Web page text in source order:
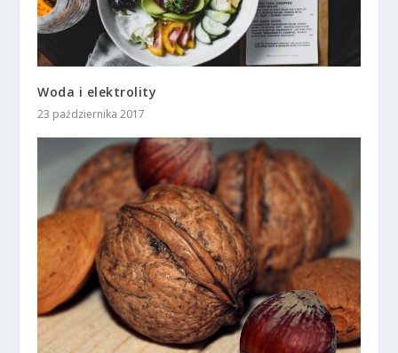
Woda i elektrolity
23 października 2017